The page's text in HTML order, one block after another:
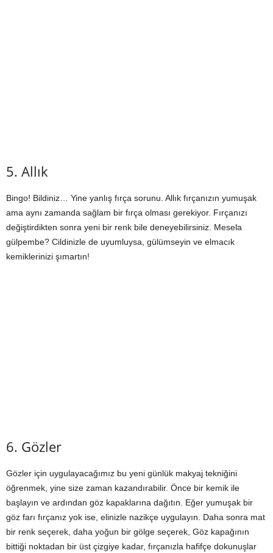
5. Allık
Bingo! Bildiniz… Yine yanlış fırça sorunu. Allık fırçanızın yumuşak
ama aynı zamanda sağlam bir fırça olması gerekiyor. Fırçanızı
değiştirdikten sonra yeni bir renk bile deneyebilirsiniz. Mesela
gülpembe? Cildinizle de uyumluysa, gülümseyin ve elmacık
kemiklerinizi şımartın!
6. Gözler
Gözler için uygulayacağımız bu yeni günlük makyaj tekniğini
öğrenmek, yine size zaman kazandırabilir. Önce bir kemik ile
başlayın ve ardından göz kapaklarına dağıtın. Eğer yumuşak bir
göz farı fırçanız yok ise, elinizle nazikçe uygulayın. Daha sonra mat
bir renk seçerek, daha yoğun bir gölge seçerek, Göz kapağının
bittiği noktadan bir üst çizgiye kadar, fırçanızla hafifçe dokunuşlar